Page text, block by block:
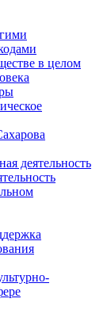
в целом
деятельность